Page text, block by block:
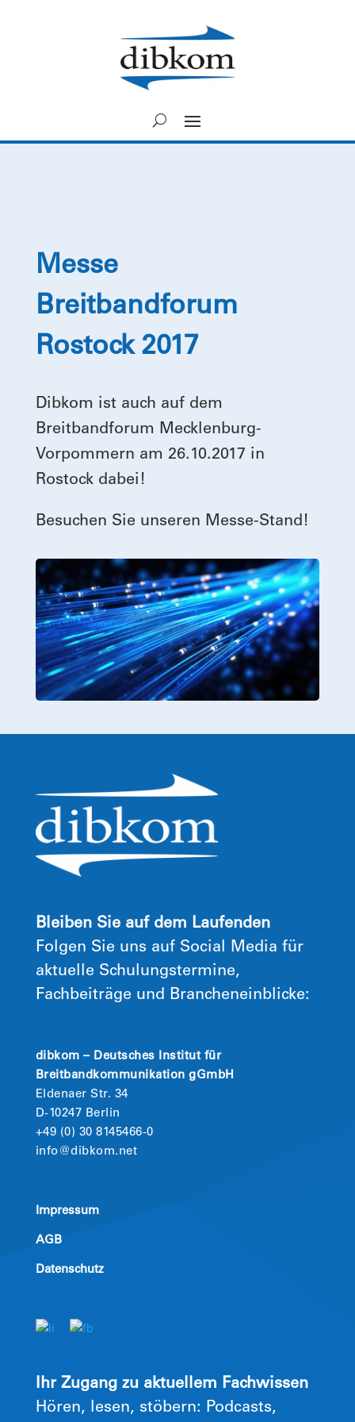
Messe
Breitbandforum
Rostock 2017
Dibkom ist auch auf dem
Breitbandforum Mecklenburg-
Vorpommern am 26.10.2017 in
Rostock dabei!
Besuchen Sie unseren Messe-Stand!
Bleiben Sie auf dem Laufenden
Folgen Sie uns auf Social Media für
aktuelle Schulungstermine,
Fachbeiträge und Brancheneinblicke:
dibkom – Deutsches Institut für
Breitbandkommunikation gGmbH
Eldenaer Str. 34
D-10247 Berlin
+49 (0) 30 8145466-0
info@dibkom.net
Impressum
AGB
Datenschutz
Ihr Zugang zu aktuellem Fachwissen
Hören, lesen, stöbern: Podcasts,